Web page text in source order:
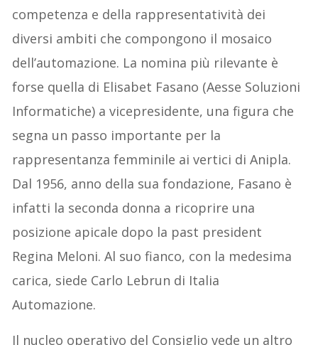
competenza e della rappresentatività dei
diversi ambiti che compongono il mosaico
dell’automazione. La nomina più rilevante è
forse quella di Elisabet Fasano (Aesse Soluzioni
Informatiche) a vicepresidente, una figura che
segna un passo importante per la
rappresentanza femminile ai vertici di Anipla.
Dal 1956, anno della sua fondazione, Fasano è
infatti la seconda donna a ricoprire una
posizione apicale dopo la past president
Regina Meloni. Al suo fianco, con la medesima
carica, siede Carlo Lebrun di Italia
Automazione.
Il nucleo operativo del Consiglio vede un altro